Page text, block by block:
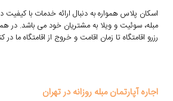
اسکان پلاس همواره به دنبال ارائه خدمات با کیفیت در
مبله، سوئیت و ویلا به مشتریان خود می باشد. در
رزرو اقامتگاه تا زمان اقامت و خروج از اقامتگاه ما در
اجاره آپارتمان مبله روزانه در تهران